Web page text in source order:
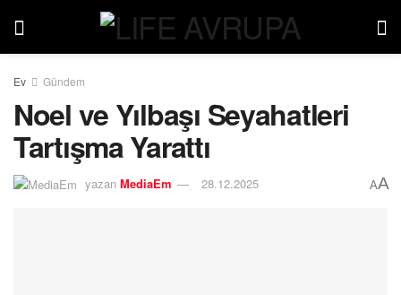
Ev Gündem
Noel ve Yılbaşı Seyahatleri
Tartışma Yarattı
yazan MediaEm 28.12.2025 AA